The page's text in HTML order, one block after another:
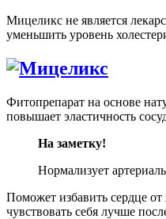
Мицеликс не является
уменьшить уровень
Фитопрепарат на основе
повышает эластичность
На заметку!
Нормализует
Поможет избавить сердце
чувствовать себя лучше